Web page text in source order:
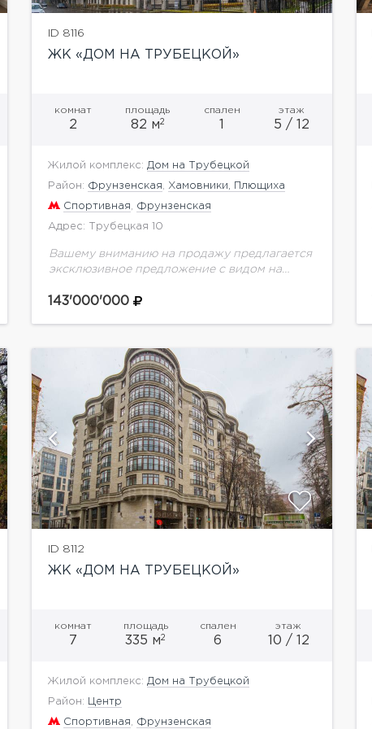
ID 8116
ЖК «ДОМ НА ТРУБЕЦКОЙ»
комнат
2
площадь
82 м2
спален этаж
5 / 12
Жилой комплекс: Дом на Трубецкой
Район: Фрунзенская Хамовники, Плющиха
Спортивная Фрунзенская
Адрес: Трубецкая 10
Вашему вниманию на продажу предлагается
эксклюзивное предложение с видом на
отделки.Элитный клубный дом по адресу
143'000'000
ID 8112
ЖК «ДОМ НА ТРУБЕЦКОЙ»
комнат
7
площадь
335 м2
спален
6
этаж
10 / 12
Жилой комплекс: Дом на Трубецкой
Район: Центр
Спортивная Фрунзенская
показать ещё 2 фотографии